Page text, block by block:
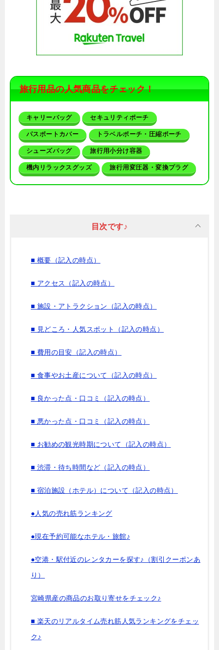
旅行用品の人気商品をチェック！
キャリーバッグ セキュリティポーチ
パスポートカバー トラベルポーチ・圧縮ポーチ
シューズバッグ 旅行用小分け容器
機内リラックスグッズ 旅行用変圧器・変換プラグ
目次です♪
■ 概要（記入の時点）
■ アクセス（記入の時点）
■ 施設・アトラクション（記入の時点）
■ 見どころ・人気スポット（記入の時点）
■ 費用の目安（記入の時点）
■ 食事やお土産について（記入の時点）
■ 良かった点・口コミ（記入の時点）
■ 悪かった点・口コミ（記入の時点）
■ お勧めの観光時期について（記入の時点）
■ 渋滞・待ち時間など（記入の時点）
■ 宿泊施設（ホテル）について（記入の時点）
●人気の売れ筋ランキング
●現在予約可能なホテル・旅館♪
●空港・駅付近のレンタカーを探す♪（割引クーポンあ
り）
宮崎県産の商品のお取り寄せをチェック♪
■ 楽天のリアルタイム売れ筋人気ランキングをチェッ
ク♪